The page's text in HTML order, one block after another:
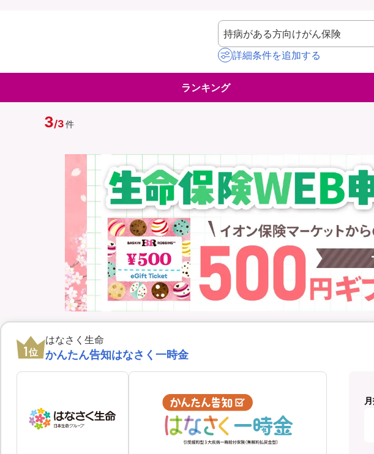
バイク保険
ペット保険
スマホ保険
イオンカード会員さま
専用保険（損害保険）
詳細条件を追加する
ランキング
3/3件
1位
はなさく生命
かんたん告知はなさく一時金